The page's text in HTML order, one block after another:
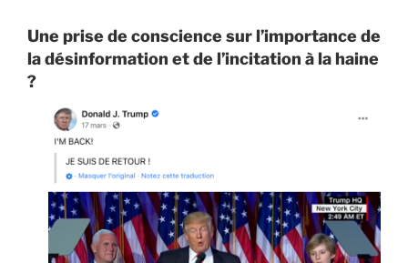
Une prise de conscience sur l’importance de
la désinformation et de l’incitation à la haine
?